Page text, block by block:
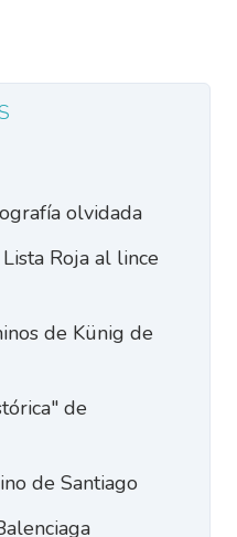
olvidada
Roja al lince
de Künig de
de
de Santiago